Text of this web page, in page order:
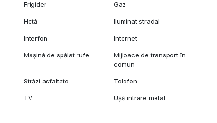
Frigider Gaz
Hotă Iluminat stradal
Interfon Internet
Mașină de spălat rufe
Mijloace de transport în
comun
Străzi asfaltate Telefon
TV Ușă intrare metal